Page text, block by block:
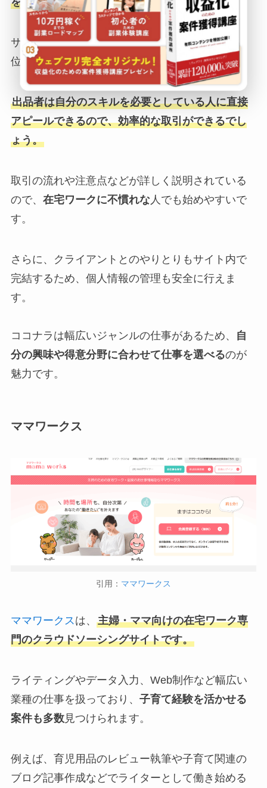
サービスは時間単位で販売することも、成果物単
位で販売することも可能です。
出品者は自分のスキルを必要としている人に直接
アピールできるので、効率的な取引ができるでし
ょう。
取引の流れや注意点などが詳しく説明されている
ので、 在宅ワークに不慣れな人でも始めやすいで
す。
さらに、クライアントとのやりとりもサイト内で
完結するため、個人情報の管理も安全に行えま
す。
ココナラは幅広いジャンルの仕事があるため、
自
分の興味や得意分野に合わせて仕事を選べるのが
魅力です。
ママワークス
引用： ママワークス
ママワークスは、 主婦・ママ向けの在宅ワーク専
門のクラウドソーシングサイトです。
ライティングやデータ入力、Web制作など幅広い
業種の仕事を扱っており、 子育て経験を活かせる
案件も多数見つけられます。
例えば、育児用品のレビュー執筆や子育て関連の
ブログ記事作成などでライターとして働き始める